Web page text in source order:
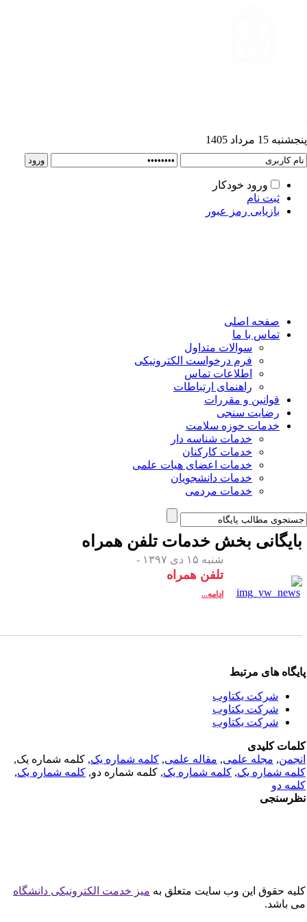
15 مرداد 1405
ورود خودکار
ثبت نام
بازیابی رمز عبور
صفحه اصلی
تماس با ما
سوالات متداول
فرم درخواست الکترونیکی
اطلاعات تماس
راهنمای ارتباطات
قوانین و مقررات
رضایت سنجی
خدمات حوزه سلامت
خدمات شناسه دار
خدمات کارکنان
خدمات اعضای هیات علمی
خدمات دانشجویان
خدمات مردمی
بخش خدمات تلفن همراه
شنبه ۱۵ دی ۱۳۹۷ -
تلفن همراه
ادامه...
های مرتبط
شرکت یکتاوب
شرکت یکتاوب
شرکت یکتاوب
کلیدی
,مجله علمی, مقاله علمی, کلمه شماره یک, کلمه شماره یک,
شماره یک,کلمه شماره یک, کلمه شماره دو,کلمه شماره یک,
دو
حقوق این وب سایت متعلق بهمیز خدمت الکترونیکی دانشگاه
باشد.